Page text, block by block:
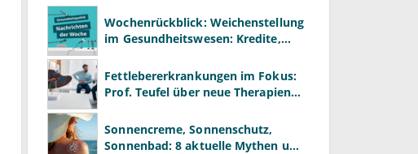
Wochenrückblick: Weichenstellung
im Gesundheitswesen: Kredite,
Fettlebererkrankungen im Fokus:
Prof. Teufel über neue Therapien
Sonnencreme, Sonnenschutz,
Sonnenbad: 8 aktuelle Mythen und